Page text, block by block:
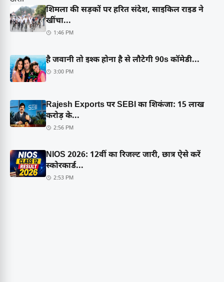
शिमला की सड़कों पर हरित संदेश, साइकिल राइड ने
खींचा...
1:46 PM
है जवानी तो इश्क होना है से लौटेगी 90s कॉमेडी...
3:00 PM
Rajesh Exports पर SEBI का शिकंजा: 15 लाख
करोड़ के...
2:56 PM
NIOS 2026: 12वीं का रिजल्ट जारी, छात्र ऐसे करें
स्कोरकार्ड...
2:53 PM